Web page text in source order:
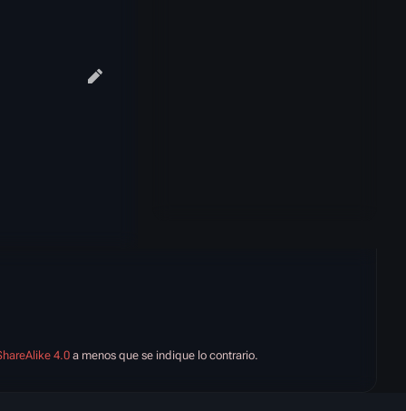
4.0 a menos que se indique lo contrario.